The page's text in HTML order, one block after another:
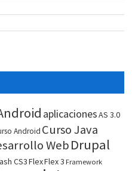
aplicacionesAS 3.0
Android Curso Java
WebDrupal
CS3FlexFlex 3 Framework